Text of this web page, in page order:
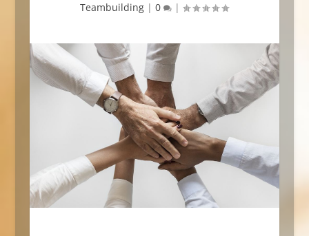
Teambuilding |0 |